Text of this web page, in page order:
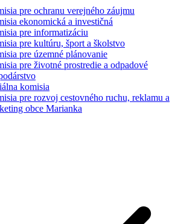
pre ochranu verejného záujmu
ekonomická a investičná
pre informatizáciu
pre kultúru, šport a školstvo
pre územné plánovanie
pre životné prostredie a odpadové
komisia
pre rozvoj cestovného ruchu, reklamu a
obce Marianka